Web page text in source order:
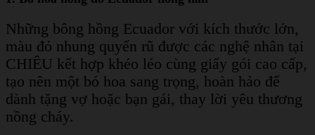
Những bông hồng Ecuador với kích thước lớn,
màu đỏ nhung quyến rũ được các nghệ nhân tại
CHIÊU kết hợp khéo léo cùng giấy gói cao cấp,
tạo nên một bó hoa sang trọng, hoàn hảo để
dành tặng vợ hoặc bạn gái, thay lời yêu thương
nồng cháy.